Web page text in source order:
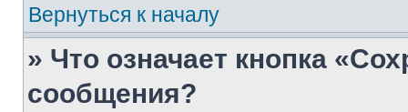
Вернуться к началу
» Что означает кнопка
сообщения?